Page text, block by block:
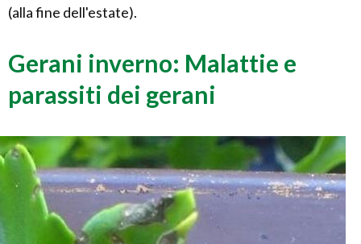
(alla fine dell'estate).
Gerani inverno: Malattie e
parassiti dei gerani